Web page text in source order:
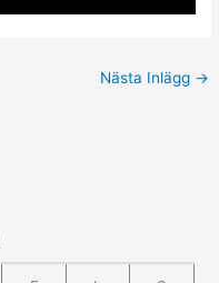
Nästa Inlägg →